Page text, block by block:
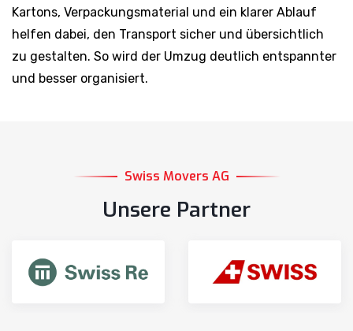
Kartons, Verpackungsmaterial und ein klarer Ablauf
helfen dabei, den Transport sicher und übersichtlich
zu gestalten. So wird der Umzug deutlich entspannter
und besser organisiert.
Swiss Movers AG
Unsere Partner